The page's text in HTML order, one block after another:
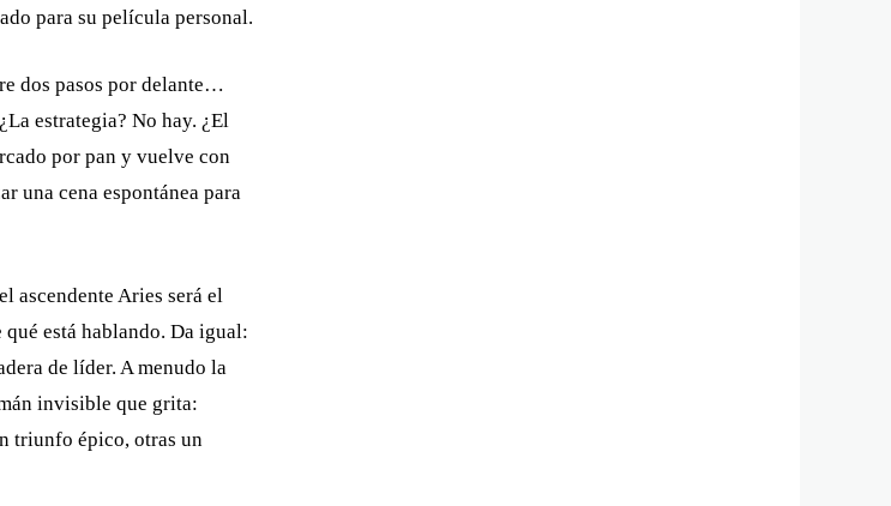
para su película personal.
dos pasos por delante…
estrategia? No hay. ¿El
por pan y vuelve con
una cena espontánea para
ascendente Aries será el
está hablando. Da igual:
de líder. A menudo la
invisible que grita:
triunfo épico, otras un